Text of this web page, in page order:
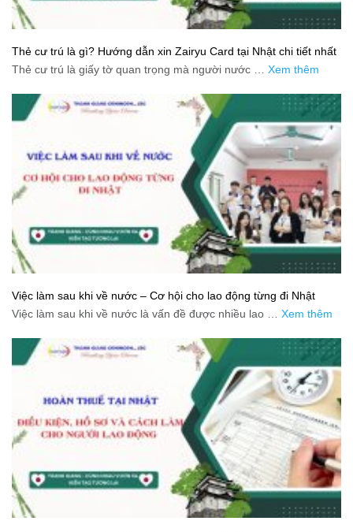
Thẻ cư trú là gì? Hướng dẫn xin Zairyu Card tại Nhật chi tiết nhất
Thẻ cư trú là giấy tờ quan trọng mà người nước … Xem thêm
Việc làm sau khi về nước – Cơ hội cho lao động từng đi Nhật
Việc làm sau khi về nước là vấn đề được nhiều lao … Xem thêm